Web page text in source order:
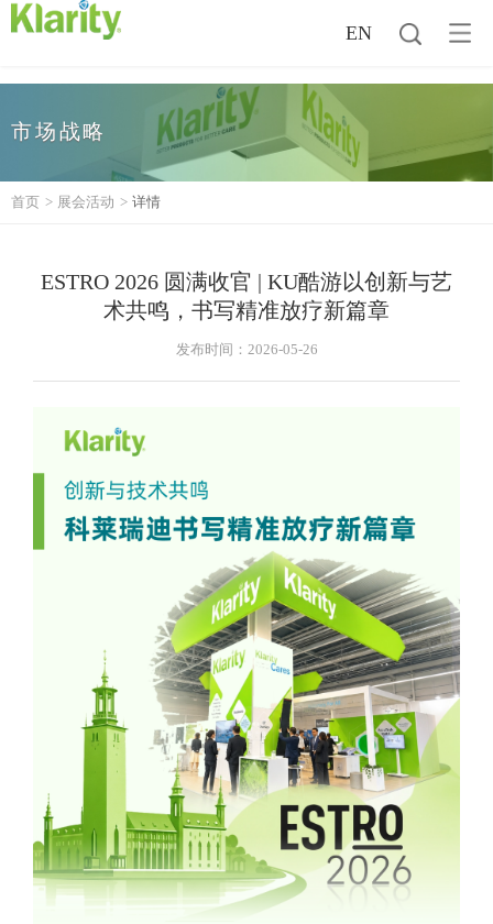
EN
市场战略
首页 > 展会活动 > 详情
ESTRO 2026 圆满收官 | KU酷游以创新与艺
术共鸣，书写精准放疗新篇章
发布时间：2026-05-26